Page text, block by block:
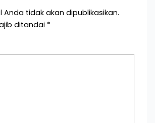
tidak akan dipublikasikan.
ditandai *